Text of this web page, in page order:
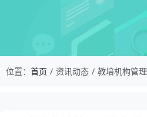
位置： 首页 资讯动态 教培机构管